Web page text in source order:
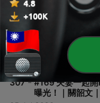
19 Jul 2026
308
#170 旅行認清
排！｜關韶文｜
12 Jul 2026
307 - #169 夫妻一起
曝光！｜關韶文